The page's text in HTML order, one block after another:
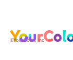
©YourColor, Inc.